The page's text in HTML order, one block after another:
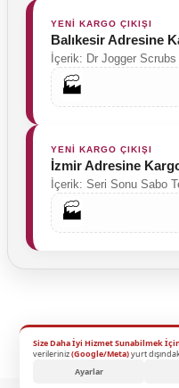
YENİ KARGO ÇIKIŞI
Balıkesir Adresine
İçerik: Dr Jogger
🏭
YENİ KARGO ÇIKIŞI
İzmir Adresine
İçerik: Seri Sonu Sabo
🏭
Size Daha İyi Hizmet Sunabilmek
verileriniz(Google/Meta)yurt
Ayarlar
2026